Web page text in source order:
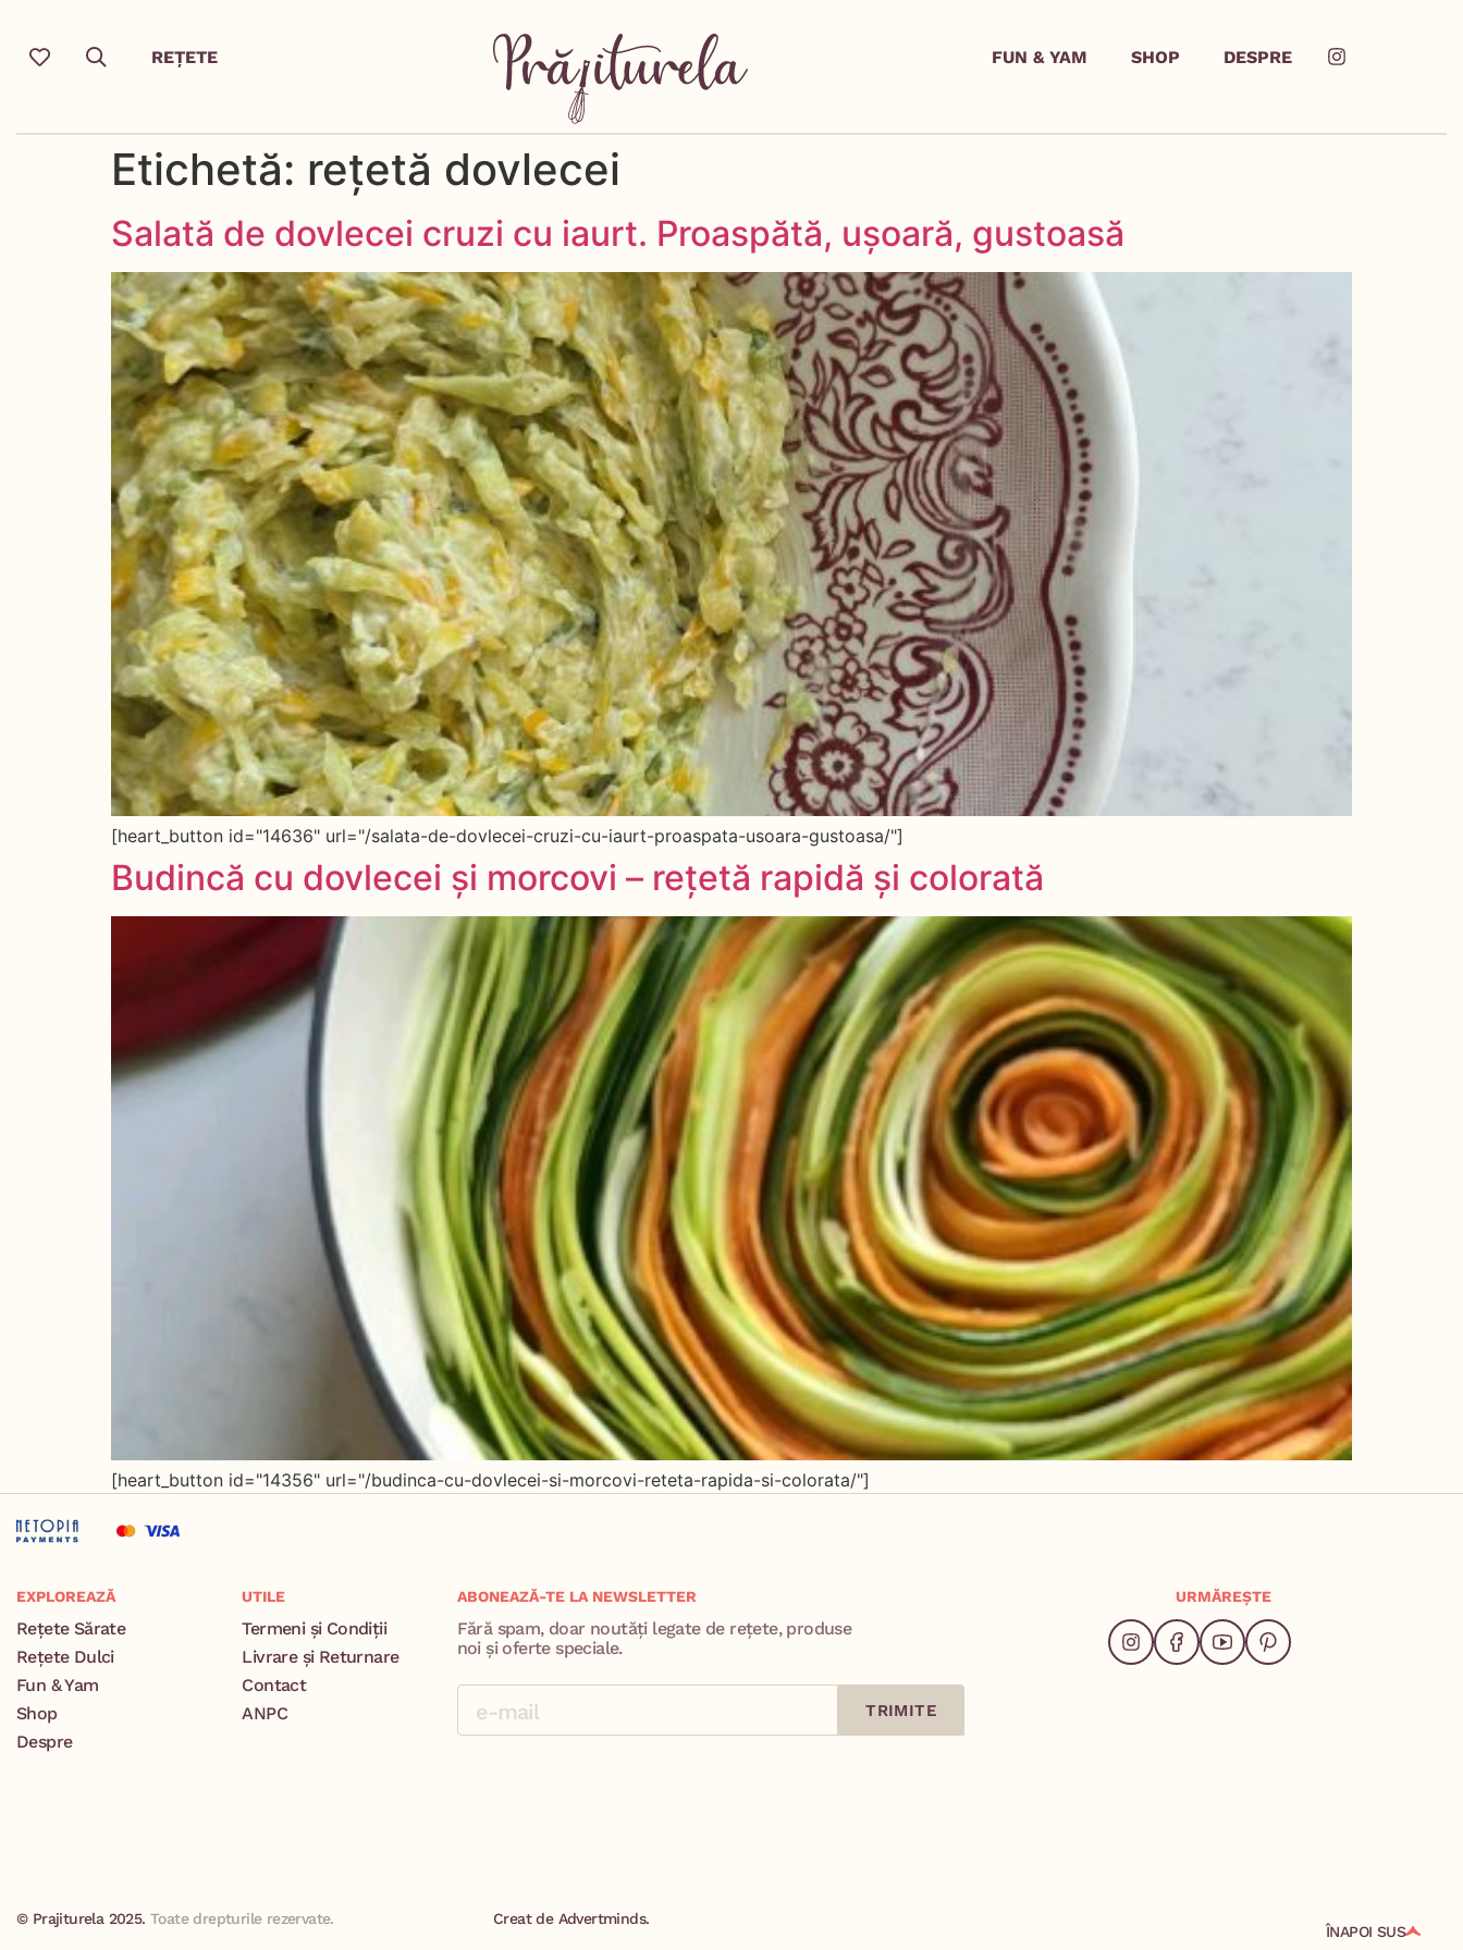
REȚETE FUN & YAM SHOP DESPRE
Etichetă: rețetă dovlecei
Salată de dovlecei cruzi cu iaurt. Proaspătă, ușoară, gustoasă
[heart_button id="14636" url="/salata-de-dovlecei-cruzi-cu-iaurt-proaspata-usoara-gustoasa/"]
Budincă cu dovlecei și morcovi – rețetă rapidă și colorată
[heart_button id="14356" url="/budinca-cu-dovlecei-si-morcovi-reteta-rapida-si-colorata/"]
EXPLOREAZĂ
Rețete Sărate
Rețete Dulci
Fun & Yam
Shop
Despre
UTILE
Termeni și Condiții
Livrare și Returnare
Contact
ANPC
ABONEAZĂ-TE LA NEWSLETTER
Fără spam, doar noutăți legate de rețete, produse
noi și oferte speciale.
TRIMITE
URMĂREȘTE
© Prajiturela 2025.Toate drepturile rezervate. Creat de Advertminds.
ÎNAPOI SUS